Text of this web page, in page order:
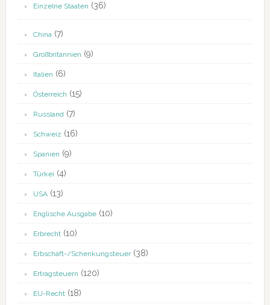
Einzelne Staaten (36)
China(7)
Großbritannien (9)
Italien (6)
Österreich (15)
Russland(7)
Schweiz (16)
Spanien (9)
Türkei (4)
USA(13)
Englische Ausgabe(10)
Erbrecht(10)
Erbschaft-/Schenkungsteuer(38)
Ertragsteuern (120)
EU-Recht(18)